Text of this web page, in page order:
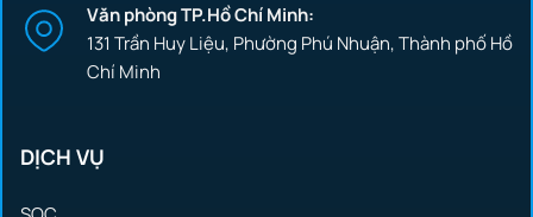
Văn phòng TP.Hồ Chí Minh:
131 Trần Huy Liệu, Phường Phú Nhuận, Thành phố Hồ
Chí Minh
DỊCH VỤ